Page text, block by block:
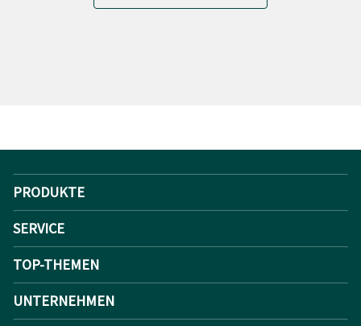
PRODUKTE
SERVICE
TOP-THEMEN
UNTERNEHMEN